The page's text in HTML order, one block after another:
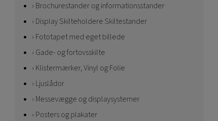
Brochurestander og informationsstander
Display Skilteholdere Skiltestander
Fototapet med eget billede
Gade- og fortovsskilte
Klistermærker, Vinyl og Folie
Ljuslådor
Messevægge og displaysystemer
Posters og plakater